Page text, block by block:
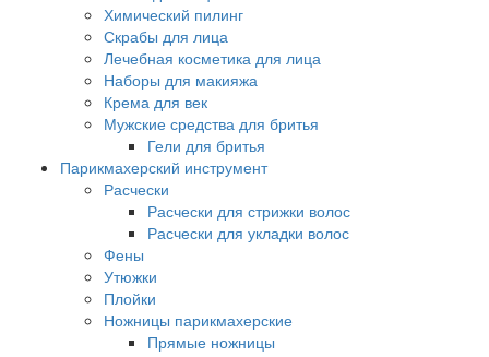
Химический пилинг
Скрабы для лица
Лечебная косметика для лица
Наборы для макияжа
Крема для век
Мужские средства для бритья
Гели для бритья
Парикмахерский инструмент
Расчески
Расчески для стрижки волос
Расчески для укладки волос
Фены
Утюжки
Плойки
Ножницы парикмахерские
Прямые ножницы